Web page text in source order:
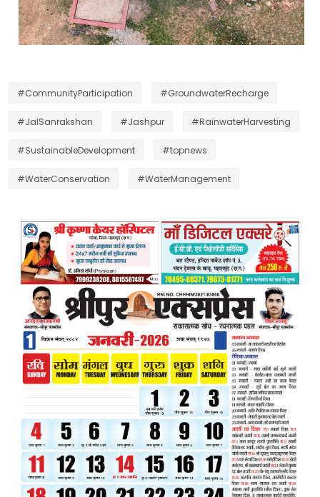
#CommunityParticipation #GroundwaterRecharge
#JalSanrakshan #Jashpur #RainwaterHarvesting
#SustainableDevelopment #topnews
#WaterConservation #WaterManagement